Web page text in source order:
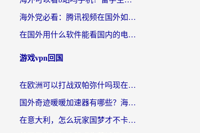
海外党必看：腾讯视频在国外如何解除地域限制？附优酷咪咕使用指南
在国外用什么软件能看国内的电视剧啊？留学生亲测有效的回国加速方案
游戏vpn回国
在欧洲可以打战双帕弥什吗现在？跨越延迟墙的实战指南
国外奇迹暖暖加速器有哪些？海外党国服游戏畅玩终极指南（附亲测推荐）
在意大利，怎么玩家国梦才不卡？这份终极加速指南请收好